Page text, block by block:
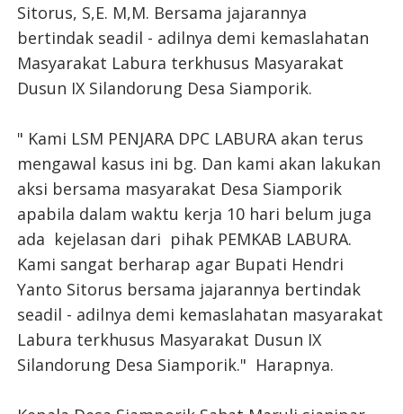
Sitorus, S,E. M,M. Bersama jajarannya
bertindak seadil - adilnya demi kemaslahatan
Masyarakat Labura terkhusus Masyarakat
Dusun IX Silandorung Desa Siamporik.
" Kami LSM PENJARA DPC LABURA akan terus
mengawal kasus ini bg. Dan kami akan lakukan
aksi bersama masyarakat Desa Siamporik
apabila dalam waktu kerja 10 hari belum juga
ada kejelasan dari pihak PEMKAB LABURA.
Kami sangat berharap agar Bupati Hendri
Yanto Sitorus bersama jajarannya bertindak
seadil - adilnya demi kemaslahatan masyarakat
Labura terkhusus Masyarakat Dusun IX
Silandorung Desa Siamporik." Harapnya.